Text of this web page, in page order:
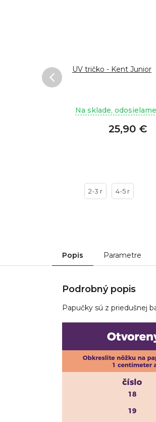
UV tričko - Kent Junior
Na sklade,
25,90 €
2-3 r 4-5 r
Popis Parametre
Podrobný popis
Papučky sú z priedušnej